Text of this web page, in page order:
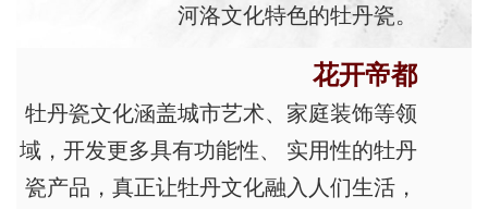
河洛文化特色的牡丹瓷。
花开帝都
牡丹瓷文化涵盖城市艺术、家庭装饰等领
域，开发更多具有功能性、 实用性的牡丹
瓷产品，真正让牡丹文化融入人们生活，